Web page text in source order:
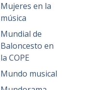
Mujeres en la
música
Mundial de
Baloncesto en
la COPE
Mundo musical